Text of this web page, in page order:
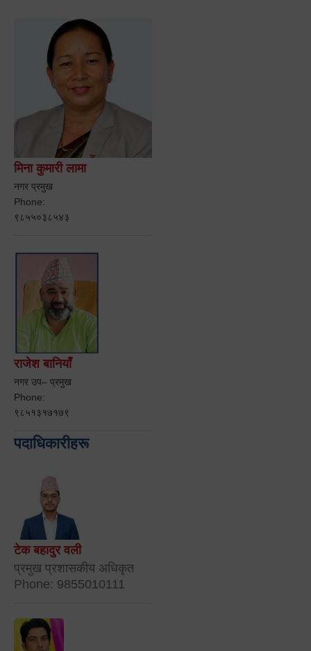
मिना कुमारी लामा
नगर प्रमुख
Phone:
९८५५०३८५४३
राजेश बानियाँ
नगर उप– प्रमुख
Phone:
९८५१३१७१७९
पदाधिकारीहरू
टेक बहादुर वली
प्रमुख प्रशासकीय अधिकृत
Phone: 9855010111